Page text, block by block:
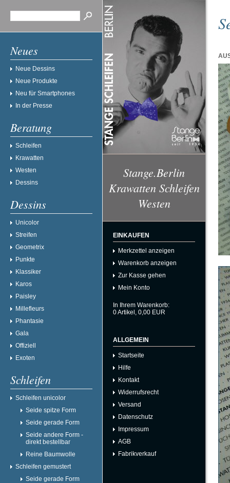
Neues
Neue Dessins
Neue Produkte
Neu für Smartphones
In der Presse
Beratung
Schleifen
Krawatten
Westen
Dessins
Dessins
Unicolor
Streifen
Geometrix
Punkte
Klassiker
Karos
Paisley
Millefleurs
Phantasie
Gala
Offiziell
Exoten
Schleifen
Schleifen unicolor
Seide spitze Form
Seide gerade Form
Seide andere Form -
direkt bestellbar
Reine Baumwolle
Schleifen gemustert
Seide gerade Form
Stange.Berlin
Krawatten Schleifen
Westen
EINKAUFEN
Merkzettel anzeigen
Warenkorb anzeigen
Zur Kasse gehen
Mein Konto
In Ihrem Warenkorb:
0Artikel, 0,00 EUR
ALLGEMEIN
Startseite
Hilfe
Kontakt
Widerrufsrecht
Versand
Datenschutz
Impressum
AGB
Fabrikverkauf